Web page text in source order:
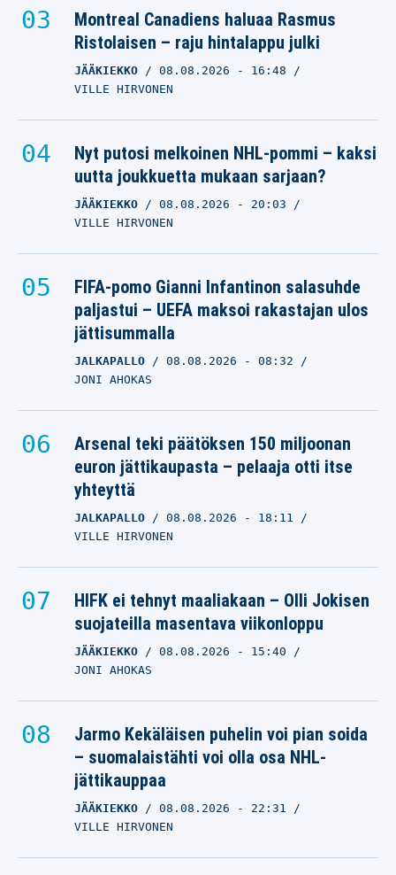
Montreal Canadiens haluaa Rasmus
Ristolaisen – raju hintalappu julki
JÄÄKIEKKO 08.08.2026 - 16:48
VILLE HIRVONEN
Nyt putosi melkoinen NHL-pommi – kaksi
uutta joukkuetta mukaan sarjaan?
JÄÄKIEKKO 08.08.2026 - 20:03
VILLE HIRVONEN
FIFA-pomo Gianni Infantinon salasuhde
paljastui – UEFA maksoi rakastajan ulos
jättisummalla
JALKAPALLO 08.08.2026 - 08:32
JONI AHOKAS
Arsenal teki päätöksen 150 miljoonan
euron jättikaupasta – pelaaja otti itse
yhteyttä
JALKAPALLO 08.08.2026 - 18:11
VILLE HIRVONEN
HIFK ei tehnyt maaliakaan – Olli Jokisen
suojateilla masentava viikonloppu
JÄÄKIEKKO 08.08.2026 - 15:40
JONI AHOKAS
Jarmo Kekäläisen puhelin voi pian soida
– suomalaistähti voi olla osa NHL-
jättikauppaa
JÄÄKIEKKO 08.08.2026 - 22:31
VILLE HIRVONEN